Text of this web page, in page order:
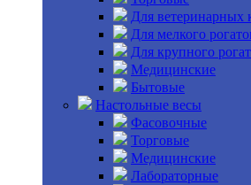
Для ветеринарных
Для мелкого
Для крупного
Медицинские
Бытовые
Настольные весы
Фасовочные
Торговые
Медицинские
Лабораторные